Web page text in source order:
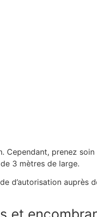
Cependant, prenez
3 mètres de large.
d’autorisation